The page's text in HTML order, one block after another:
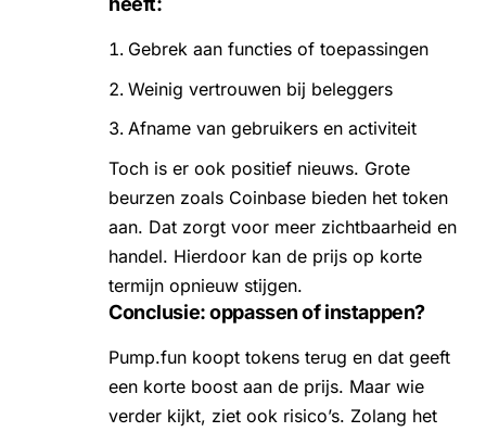
Gebrek aan functies of toepassingen
Weinig vertrouwen bij beleggers
Afname van gebruikers en activiteit
Toch is er ook positief nieuws. Grote
beurzen zoals Coinbase bieden het token
aan. Dat zorgt voor meer zichtbaarheid en
handel. Hierdoor kan de prijs op korte
termijn opnieuw stijgen.
Conclusie: oppassen of instappen?
Pump.fun koopt tokens terug en dat geeft
een korte boost aan de prijs. Maar wie
verder kijkt, ziet ook risico’s. Zolang het